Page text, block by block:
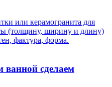
или керамогранита для
(толщину, ширину и длину)
фактура, форма.
ванной сделаем